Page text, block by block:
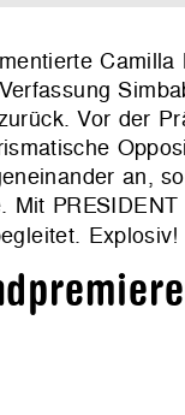
Vor der
an,
Explosiv!